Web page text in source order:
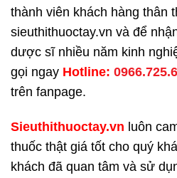
thành viên khách hàng thân
sieuthithuoctay.vn và để
dược sĩ nhiều năm kinh
gọi ngay Hotline:
trên fanpage.
Sieuthithuoctay.vn luôn
thuốc thật giá tốt cho quý
khách đã quan tâm và sử